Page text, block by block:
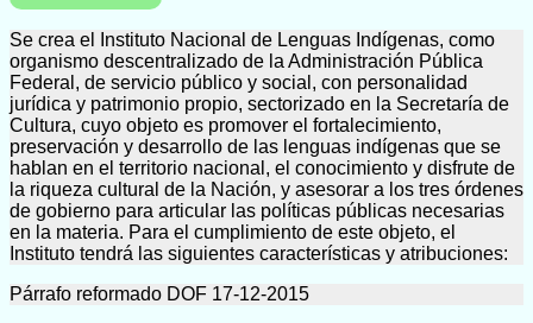
Se crea el Instituto Nacional de Lenguas Indígenas, como
organismo descentralizado de la Administración Pública
Federal, de servicio público y social, con personalidad
jurídica y patrimonio propio, sectorizado en la Secretaría de
Cultura, cuyo objeto es promover el fortalecimiento,
preservación y desarrollo de las lenguas indígenas que se
hablan en el territorio nacional, el conocimiento y disfrute de
la riqueza cultural de la Nación, y asesorar a los tres órdenes
de gobierno para articular las políticas públicas necesarias
en la materia. Para el cumplimiento de este objeto, el
Instituto tendrá las siguientes características y atribuciones:
Párrafo reformado DOF 17-12-2015